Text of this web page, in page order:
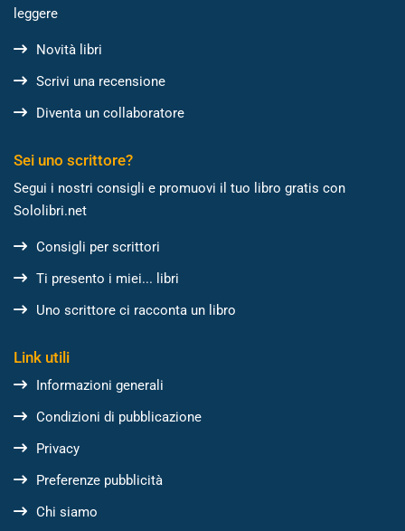
leggere
Novità libri
Scrivi una recensione
Diventa un collaboratore
Sei uno scrittore?
Segui i nostri consigli e promuovi il tuo libro gratis con
Sololibri.net
Consigli per scrittori
Ti presento i miei... libri
Uno scrittore ci racconta un libro
Link utili
Informazioni generali
Condizioni di pubblicazione
Privacy
Preferenze pubblicità
Chi siamo